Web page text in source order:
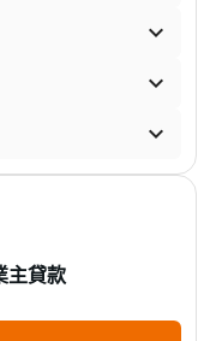



主貸款